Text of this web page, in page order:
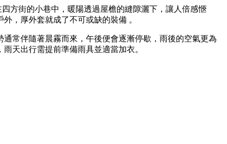
方街的小巷中，暖陽透過屋檐的縫隙灑下，讓人倍感愜
，厚外套就成了不可或缺的裝備 。
常伴隨著晨霧而來，午後便會逐漸停歇，雨後的空氣更為
天出行需提前準備雨具並適當加衣。